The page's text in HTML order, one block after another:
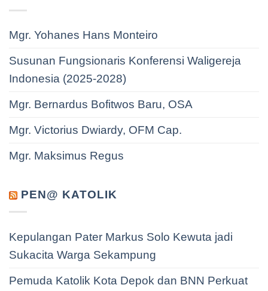
Mgr. Yohanes Hans Monteiro
Susunan Fungsionaris Konferensi Waligereja
Indonesia (2025-2028)
Mgr. Bernardus Bofitwos Baru, OSA
Mgr. Victorius Dwiardy, OFM Cap.
Mgr. Maksimus Regus
PEN@ KATOLIK
Kepulangan Pater Markus Solo Kewuta jadi
Sukacita Warga Sekampung
Pemuda Katolik Kota Depok dan BNN Perkuat